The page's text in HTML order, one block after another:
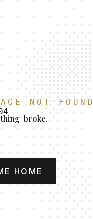
AG E NO T FO U N D
4
broke.
HOME